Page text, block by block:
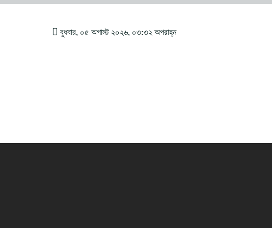
বুধবার, ০৫ অগাস্ট ২০২৬, ০৩:৩২ অপরাহ্ন